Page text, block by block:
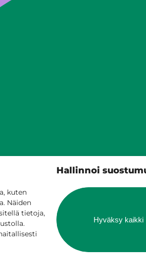
Hallinnoi
kuten
Näiden
tietoja,
Hyväksy kaikki
Laskutus ja